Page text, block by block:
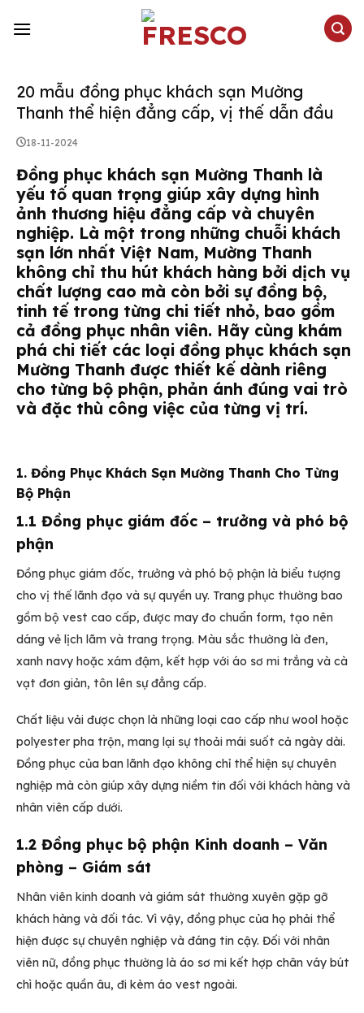
20 mẫu đồng phục khách sạn Mường
Thanh thể hiện đẳng cấp, vị thế dẫn đầu
18-11-2024
Đồng phục khách sạn Mường Thanh là
yếu tố quan trọng giúp xây dựng hình
ảnh thương hiệu đẳng cấp và chuyên
nghiệp. Là một trong những chuỗi khách
sạn lớn nhất Việt Nam, Mường Thanh
không chỉ thu hút khách hàng bởi dịch vụ
chất lượng cao mà còn bởi sự đồng bộ,
tinh tế trong từng chi tiết nhỏ, bao gồm
cả đồng phục nhân viên. Hãy cùng khám
phá chi tiết các loại đồng phục khách sạn
Mường Thanh được thiết kế dành riêng
cho từng bộ phận, phản ánh đúng vai trò
và đặc thù công việc của từng vị trí.
1. Đồng Phục Khách Sạn Mường Thanh Cho Từng
Bộ Phận
1.1 Đồng phục giám đốc – trưởng và phó bộ
phận
Đồng phục giám đốc, trưởng và phó bộ phận là biểu tượng
cho vị thế lãnh đạo và sự quyền uy. Trang phục thường bao
gồm bộ vest cao cấp, được may đo chuẩn form, tạo nên
dáng vẻ lịch lãm và trang trọng. Màu sắc thường là đen,
xanh navy hoặc xám đậm, kết hợp với áo sơ mi trắng và cà
vạt đơn giản, tôn lên sự đẳng cấp.
Chất liệu vải được chọn là những loại cao cấp như wool hoặc
polyester pha trộn, mang lại sự thoải mái suốt cả ngày dài.
Đồng phục của ban lãnh đạo không chỉ thể hiện sự chuyên
nghiệp mà còn giúp xây dựng niềm tin đối với khách hàng và
nhân viên cấp dưới.
1.2 Đồng phục bộ phận Kinh doanh – Văn
phòng – Giám sát
Nhân viên kinh doanh và giám sát thường xuyên gặp gỡ
khách hàng và đối tác. Vì vậy, đồng phục của họ phải thể
hiện được sự chuyên nghiệp và đáng tin cậy. Đối với nhân
viên nữ, đồng phục thường là áo sơ mi kết hợp chân váy bút
chì hoặc quần âu, đi kèm áo vest ngoài.